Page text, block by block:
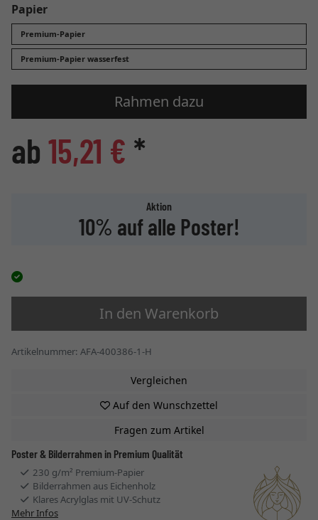
Papier
Premium-Papier
Premium-Papier wasserfest
Rahmen dazu
ab 15,21 € *
Aktion
10% auf alle Poster!
In den Warenkorb
Artikelnummer: AFA-400386-1-H
Vergleichen
Auf den Wunschzettel
Fragen zum Artikel
Poster & Bilderrahmen in Premium Qualität
230 g/m² Premium-Papier
Bilderrahmen aus Eichenholz
Klares Acrylglas mit UV-Schutz
Mehr Infos